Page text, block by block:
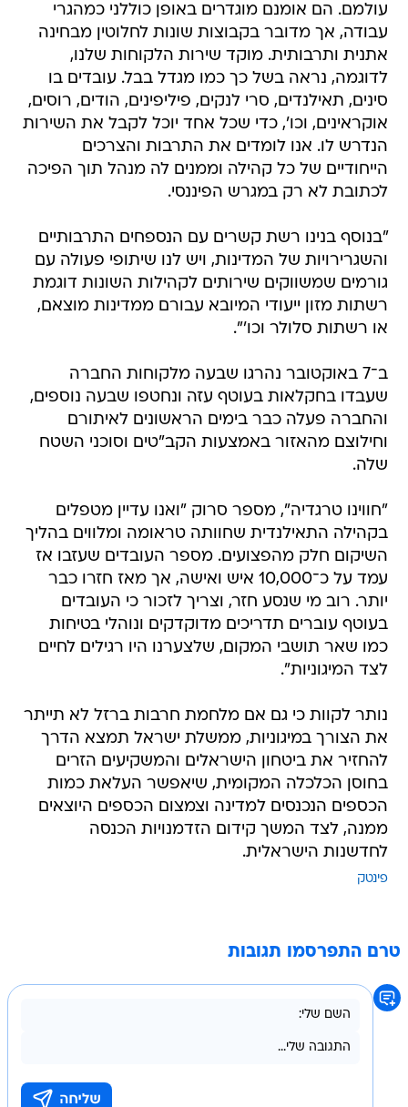
עולמם. הם אומנם מוגדרים באופן כוללני כמהגרי
עבודה, אך מדובר בקבוצות שונות לחלוטין מבחינה
אתנית ותרבותית. מוקד שירות הלקוחות שלנו,
לדוגמה, נראה בשל כך כמו מגדל בבל. עובדים בו
סינים, תאילנדים, סרי לנקים, פיליפינים, הודים, רוסים,
אוקראינים, וכו', כדי שכל אחד יוכל לקבל את השירות
הנדרש לו. אנו לומדים את התרבות והצרכים
הייחודיים של כל קהילה וממנים לה מנהל תוך הפיכה
לכתובת לא רק במגרש הפיננסי.
"בנוסף בנינו רשת קשרים עם הנספחים התרבותיים
והשגרירויות של המדינות, ויש לנו שיתופי פעולה עם
גורמים שמשווקים שירותים לקהילות השונות דוגמת
רשתות מזון ייעודי המיובא עבורם ממדינות מוצאם,
או רשתות סלולר וכו'".
ב־7 באוקטובר נהרגו שבעה מלקוחות החברה
שעבדו בחקלאות בעוטף עזה ונחטפו שבעה נוספים,
והחברה פעלה כבר בימים הראשונים לאיתורם
וחילוצם מהאזור באמצעות הקב"טים וסוכני השטח
שלה.
"חווינו טרגדיה", מספר סרוק "ואנו עדיין מטפלים
בקהילה התאילנדית שחוותה טראומה ומלווים בהליך
השיקום חלק מהפצועים. מספר העובדים שעזבו אז
עמד על כ־10,000 איש ואישה, אך מאז חזרו כבר
יותר. רוב מי שנסע חזר, וצריך לזכור כי העובדים
בעוטף עוברים תדריכים מדוקדקים ונוהלי בטיחות
כמו שאר תושבי המקום, שלצערנו היו רגילים לחיים
לצד המיגוניות".
נותר לקוות כי גם אם מלחמת חרבות ברזל לא תייתר
את הצורך במיגוניות, ממשלת ישראל תמצא הדרך
להחזיר את ביטחון הישראלים והמשקיעים הזרים
בחוסן הכלכלה המקומית, שיאפשר העלאת כמות
הכספים הנכנסים למדינה וצמצום הכספים היוצאים
ממנה, לצד המשך קידום הזדמנויות הכנסה
לחדשנות הישראלית.
פינטק
טרם התפרסמו תגובות